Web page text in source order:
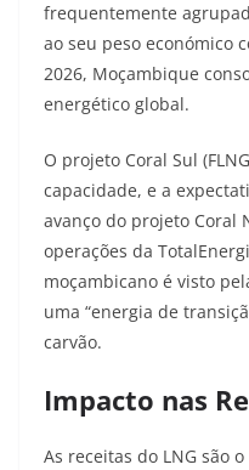
frequentemente
ao seu peso económico
2026, Moçambique
energético global.
O projeto Coral Sul
capacidade, e a
avanço do projeto Coral
operações da
moçambicano é visto
uma “energia de
carvão.
Impacto nas
As receitas do LNG são